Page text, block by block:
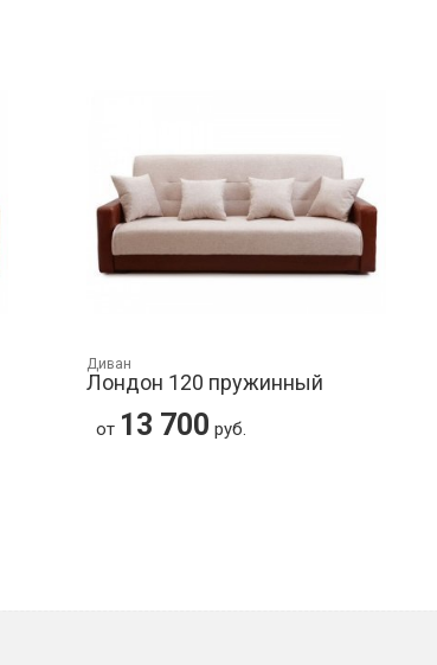
Диван
Лондон 120 пружинный
от 13 700 руб.